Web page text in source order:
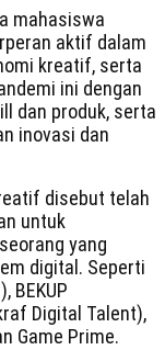
mahasiswa
aktif dalam
kreatif, serta
ini dengan
dan produk, serta
inovasi dan
disebut telah
untuk
yang
digital. Seperti
BEKUP
Digital Talent),
Game Prime.